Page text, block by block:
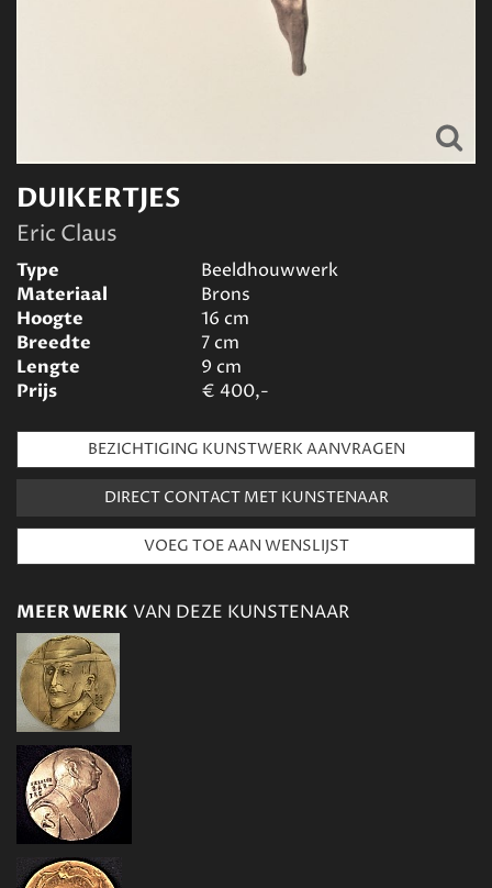
DUIKERTJES
Eric Claus
Type
Beeldhouwwerk
Materiaal
Brons
Hoogte
16 cm
Breedte
7cm
Lengte
9 cm
Prijs
€ 400,-
BEZICHTIGING KUNSTWERK AANVRAGEN
DIRECT CONTACT MET KUNSTENAAR
MEER WERK VAN DEZE KUNSTENAAR